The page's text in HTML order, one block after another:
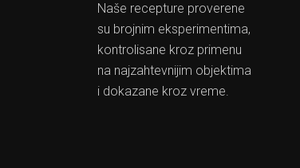
Naše recepture proverene
su brojnim eksperimentima,
kontrolisane kroz primenu
na najzahtevnijim objektima
i dokazane kroz vreme.